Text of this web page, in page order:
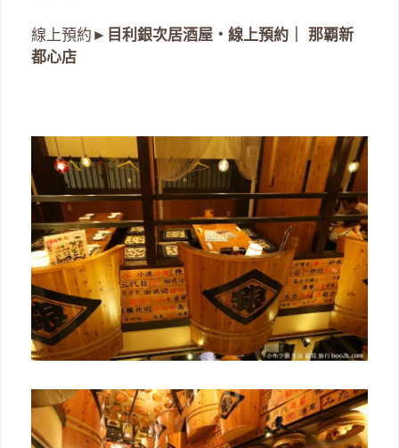
線上預約► 目利銀次居酒屋・線上預約｜ 那覇新
都心店